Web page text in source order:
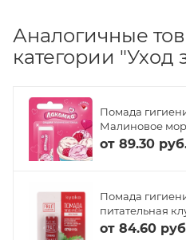
Аналогичные
категории "Уход
Помада
Малиновое
от 89.30
Помада
питательная
от 84.60